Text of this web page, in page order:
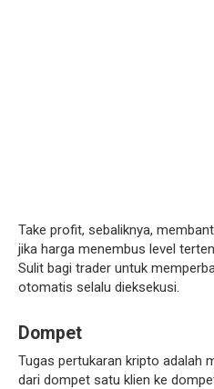
Take profit, sebaliknya,
jika harga menembus level
Sulit bagi trader untuk
otomatis selalu dieksekusi.
Dompet
Tugas pertukaran kripto adalah
dari dompet satu klien ke